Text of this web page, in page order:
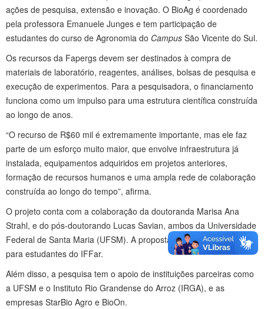
ações de pesquisa, extensão e inovação. O BioAg é coordenado
pela professora Emanuele Junges e tem participação de
estudantes do curso de Agronomia do Campus São Vicente do Sul.
Os recursos da Fapergs devem ser destinados à compra de
materiais de laboratório, reagentes, análises, bolsas de pesquisa e
execução de experimentos. Para a pesquisadora, o financiamento
funciona como um impulso para uma estrutura científica construída
ao longo de anos.
“O recurso de R$60 mil é extremamente importante, mas ele faz
parte de um esforço muito maior, que envolve infraestrutura já
instalada, equipamentos adquiridos em projetos anteriores,
formação de recursos humanos e uma ampla rede de colaboração
construída ao longo do tempo”, afirma.
O projeto conta com a colaboração da doutoranda Marisa Ana
Strahl, e do pós-doutorando Lucas Savian, ambos da Universidade
Federal de Santa Maria (UFSM). A proposta também prevê bolsa
para estudantes do IFFar.
Além disso, a pesquisa tem o apoio de instituições parceiras como
a UFSM e o Instituto Rio Grandense do Arroz (IRGA), e as
empresas StarBio Agro e BioOn.